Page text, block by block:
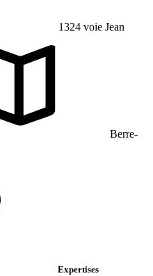
1324 voie Jean
Berre-
Expertises